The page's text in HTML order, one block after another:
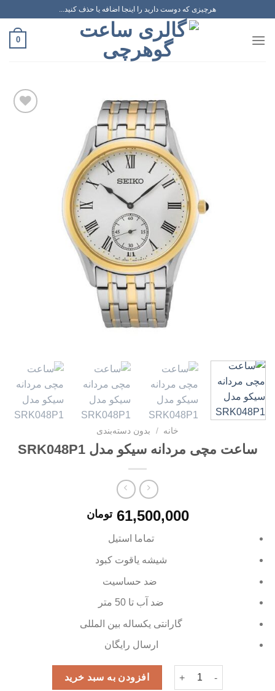
محتوا
هرچیزی که دوست دارید را اینجا اضافه یا حذف کنید...
0
خانه / بدون دسته‌بندی
ساعت مچی مردانه سیکو مدل SRK048P1
61,500,000 تومان
تماما استیل
شیشه یاقوت کبود
ضد حساسیت
ضد آب تا 50 متر
گارانتی یکساله بین المللی
ارسال رایگان
ساعت مچی مردانه سیکو مدل SRK048P1 عدد
افزودن به سبد خرید